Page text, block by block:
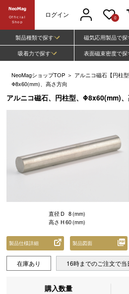
Official
Shop
ログイン 0
製品種類で探す 磁気応用製品で探
吸着力で探す
表面磁束密度で探
NeoMagショップTOP ＞ アルニコ磁石【円柱型
Φ8x60(mm)、高さ方向
アルニコ磁石、円柱型、Φ8x60(mm)
直径D 8(mm)
高さ H60(mm)
製品仕様詳細 製品図面
在庫あり 16時までのご注文で
購入数量